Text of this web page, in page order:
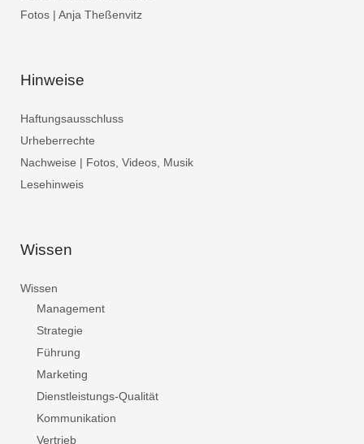
Fotos | Anja Theßenvitz
Hinweise
Haftungsausschluss
Urheberrechte
Nachweise | Fotos, Videos, Musik
Lesehinweis
Wissen
Wissen
Management
Strategie
Führung
Marketing
Dienstleistungs-Qualität
Kommunikation
Vertrieb